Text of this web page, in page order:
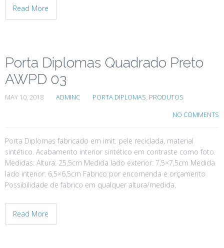
Read More
Porta Diplomas Quadrado Preto
AWPD 03
MAY 10, 2018 ADMINC PORTA DIPLOMAS, PRODUTOS
NO COMMENTS
Porta Diplomas fabricado em imit. pele reciclada, material
sintético. Acabamento interior sintético em contraste como foto.
Medidas: Altura: 25,5cm Medida lado exterior: 7,5×7,5cm Medida
lado interior: 6,5×6,5cm Fabrico por encomenda e orçamento
Possibilidade de fabrico em qualquer altura/medida.
Read More